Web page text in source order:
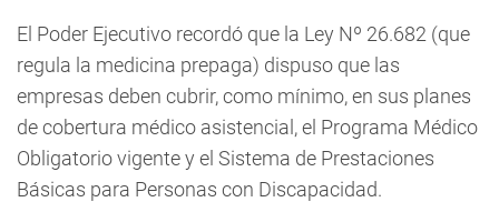
El Poder Ejecutivo recordó que la Ley Nº 26.682 (que
regula la medicina prepaga) dispuso que las
empresas deben cubrir, como mínimo, en sus planes
de cobertura médico asistencial, el Programa Médico
Obligatorio vigente y el Sistema de Prestaciones
Básicas para Personas con Discapacidad.